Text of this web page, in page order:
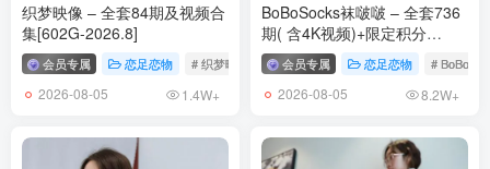
织梦映像 – 全套84期及视频合
集[602G-2026.8]
会员专属 恋足恋物 # 织梦映像
2026-08-05 1.4W+
BoBoSocks袜啵啵 – 全套736
期( 含4K视频)+限定积分
[4711G-2026.8]
会员专属 恋足恋物 #
2026-08-05 8.2W+